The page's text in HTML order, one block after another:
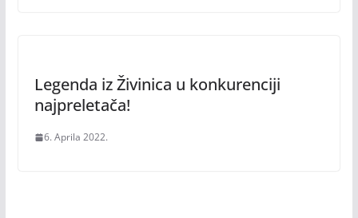
Legenda iz Živinica u konkurenciji
najpreletača!
6. Aprila 2022.